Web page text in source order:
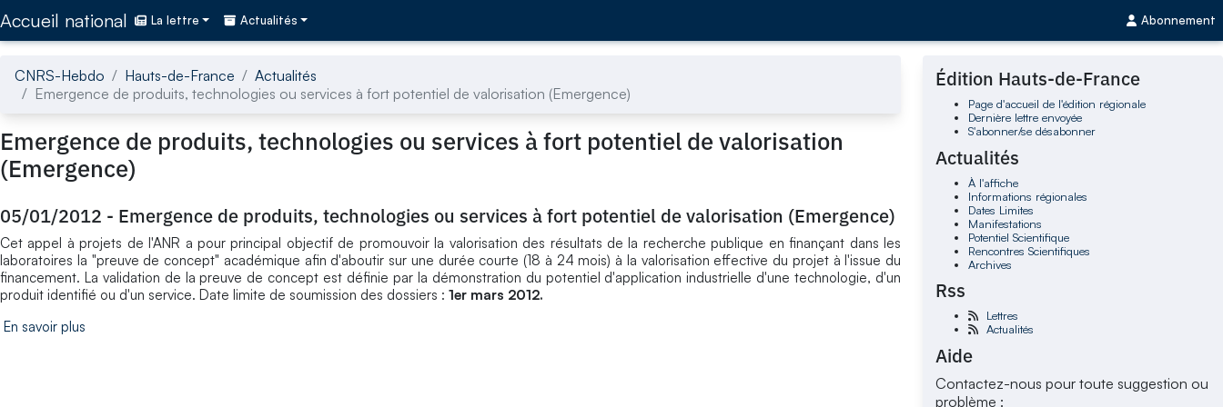
Accueil national La lettre Actualités Abonnement
CNRS-Hebdo Hauts-de-France
Actualités
Emergence de produits, technologies ou services à fort potentiel de valorisation (Emergence)
Emergence de produits, technologies ou services à fort potentiel de valorisation
(Emergence)
05/01/2012 - Emergence de produits, technologies ou services à fort potentiel de valorisation (Emergence)
Cet appel à projets de l'ANR a pour principal objectif de promouvoir la valorisation des résultats de la recherche publique en finançant dans les
laboratoires la "preuve de concept" académique afin d'aboutir sur une durée courte (18 à 24 mois) à la valorisation effective du projet à l'issue du
financement. La validation de la preuve de concept est définie par la démonstration du potentiel d'application industrielle d'une technologie, d'un
produit identifié ou d'un service. Date limite de soumission des dossiers : 1er mars 2012.
En savoir plus
Édition Hauts-de-France
Page d'accueil de l'édition régionale
Dernière lettre envoyée
S'abonner/se désabonner
Actualités
À l'affiche
Informations régionales
Dates Limites
Manifestations
Potentiel Scientifique
Rencontres Scientifiques
Archives
Rss
Lettres
Actualités
Aide
Contactez-nous pour toute suggestion ou
problème :